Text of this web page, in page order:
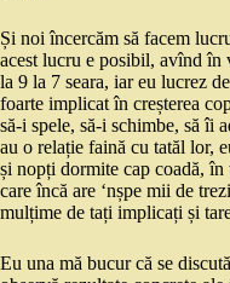
Și noi încercăm să facem
acest lucru e posibil, avînd în
la 9 la 7 seara, iar eu lucrez
foarte implicat în creșterea
să-i spele, să-i schimbe, să îi
au o relație faină cu tatăl lor,
și nopți dormite cap coadă,
care încă are ‘nșpe mii de
mulțime de tați implicați și
Eu una mă bucur că se